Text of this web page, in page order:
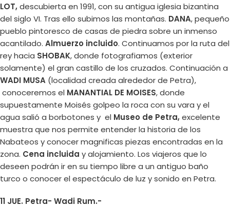
LOT,descubierta en 1991, con su antigua iglesia bizantina
del siglo VI. Tras ello subimos las montañas. DANA, pequeño
pueblo pintoresco de casas de piedra sobre un inmenso
acantilado. Almuerzo incluido. Continuamos por la ruta del
rey hacia SHOBAK, donde fotografiamos (exterior
solamente) el gran castillo de los cruzados. Continuación a
WADI MUSA (localidad creada alrededor de Petra),
conoceremos el MANANTIAL DE MOISES, donde
supuestamente Moisés golpeo la roca con su vara y el
agua salió a borbotones y el Museo de Petra,excelente
muestra que nos permite entender la historia de los
Nabateos y conocer magnificas piezas encontradas en la
zona. Cena incluida y alojamiento. Los viajeros que lo
deseen podrán ir en su tiempo libre a un antiguo baño
turco o conocer el espectáculo de luz y sonido en Petra.
11 JUE. Petra- Wadi Rum.-